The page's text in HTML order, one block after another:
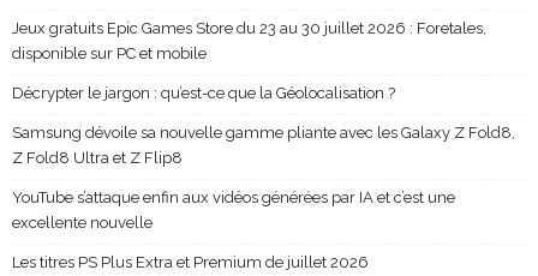
Jeux gratuits Epic Games Store du 23 au 30 juillet 2026 : Foretales,
disponible sur PC et mobile
Décrypter le jargon : qu’est-ce que la Géolocalisation ?
Samsung dévoile sa nouvelle gamme pliante avec les Galaxy Z Fold8,
Z Fold8 Ultra et Z Flip8
YouTube s’attaque enfin aux vidéos générées par IA et c’est une
excellente nouvelle
Les titres PS Plus Extra et Premium de juillet 2026